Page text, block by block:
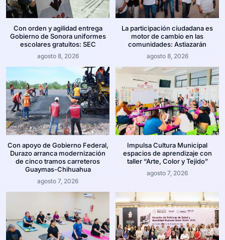
Con orden y agilidad entrega
Gobierno de Sonora uniformes
escolares gratuitos: SEC
agosto 8, 2026
La participación ciudadana es
motor de cambio en las
comunidades: Astiazarán
agosto 8, 2026
Con apoyo de Gobierno Federal,
Durazo arranca modernización
de cinco tramos carreteros
Guaymas-Chihuahua
agosto 7, 2026
Impulsa Cultura Municipal
espacios de aprendizaje con
taller “Arte, Color y Tejido”
agosto 7, 2026